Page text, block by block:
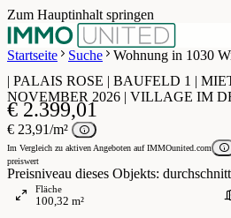
Zum Hauptinhalt springen
Startseite
Suche Wohnung in 1030
Grundriss
| PALAIS ROSE | BAUFELD 1 |
NOVEMBER 2026 | VILLAGE IM
€ 2.399,01
€ 23,91/m²
Im Vergleich zu aktiven Angeboten auf IMMOunited.com
preiswert
Preisniveau dieses Objekts:
Fläche
100,32 m²